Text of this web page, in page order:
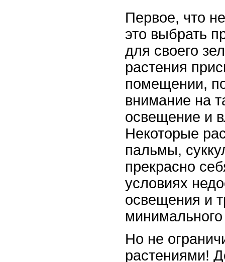
Первое, что
это выбрать
для своего
растения
помещении,
внимание на
освещение и
Некоторые
пальмы,
прекрасно
условиях
освещения и
Но не
растениями!